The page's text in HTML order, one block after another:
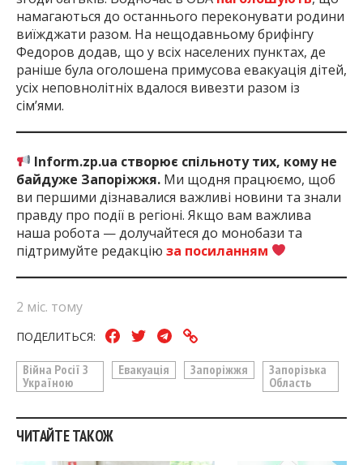
намагаються до останнього переконувати родини
виїжджати разом. На нещодавньому брифінгу
Федоров додав, що у всіх населених пунктах, де
раніше була оголошена примусова евакуація дітей,
усіх неповнолітніх вдалося вивезти разом із
сім’ями.
Inform.zp.ua створює спільноту тих, кому не
байдуже Запоріжжя. Ми щодня працюємо, щоб
ви першими дізнавалися важливі новини та знали
правду про події в регіоні. Якщо вам важлива
наша робота — долучайтеся до монобази та
підтримуйте редакцію за посиланням
2 міс. тому
ПОДЕЛИТЬСЯ:
Війна Росії З
Україною
Евакуація Запоріжжя
Запорізька
Область
ЧИТАЙТЕ ТАКОЖ